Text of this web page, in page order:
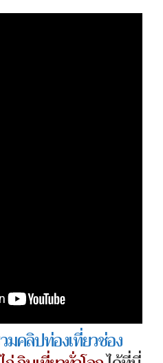
มคลิปท่องเที่ยวช่อง